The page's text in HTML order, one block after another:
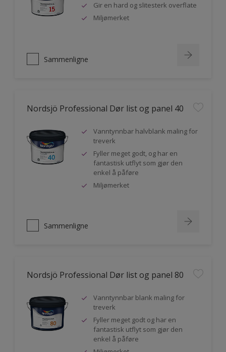
Gir en hard og slitesterk overflate
Miljømerket
Sammenligne
Nordsjö Professional Dør list og panel 40
Vanntynnbar halvblank maling for
treverk
Fyller meget godt, og har en
fantastisk utflyt som gjør den
enkel å påføre
Miljømerket
Sammenligne
Nordsjö Professional Dør list og panel 80
Vanntynnbar blank maling for
treverk
Fyller meget godt og har en
fantastisk utflyt som gjør den
enkel å påføre